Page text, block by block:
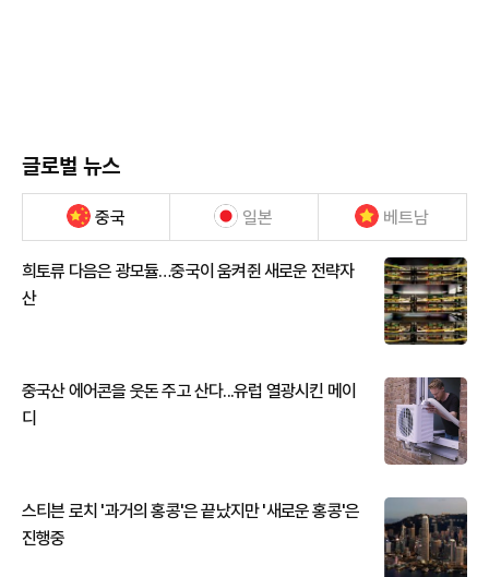
글로벌 뉴스
중국 일본 베트남
희토류 다음은 광모듈…중국이 움켜쥔 새로운 전략자
산
중국산 에어콘을 웃돈 주고 산다...유럽 열광시킨 메이
디
스티븐 로치 '과거의 홍콩'은 끝났지만 '새로운 홍콩'은
진행중